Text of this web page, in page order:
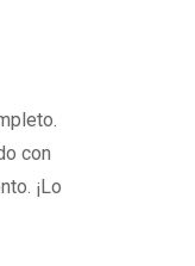
con
¡Lo